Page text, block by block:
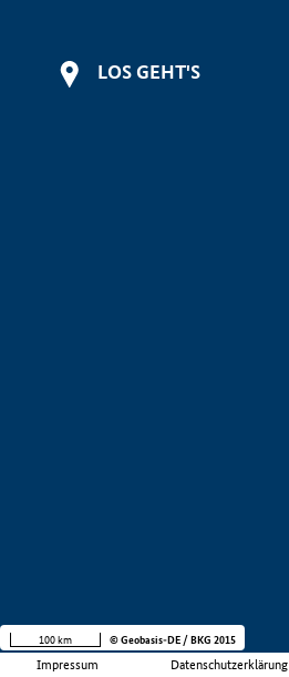
LOS GEHT'S
Impressum Datenschutzerklärung
100 km © Geobasis-DE / BKG 2015